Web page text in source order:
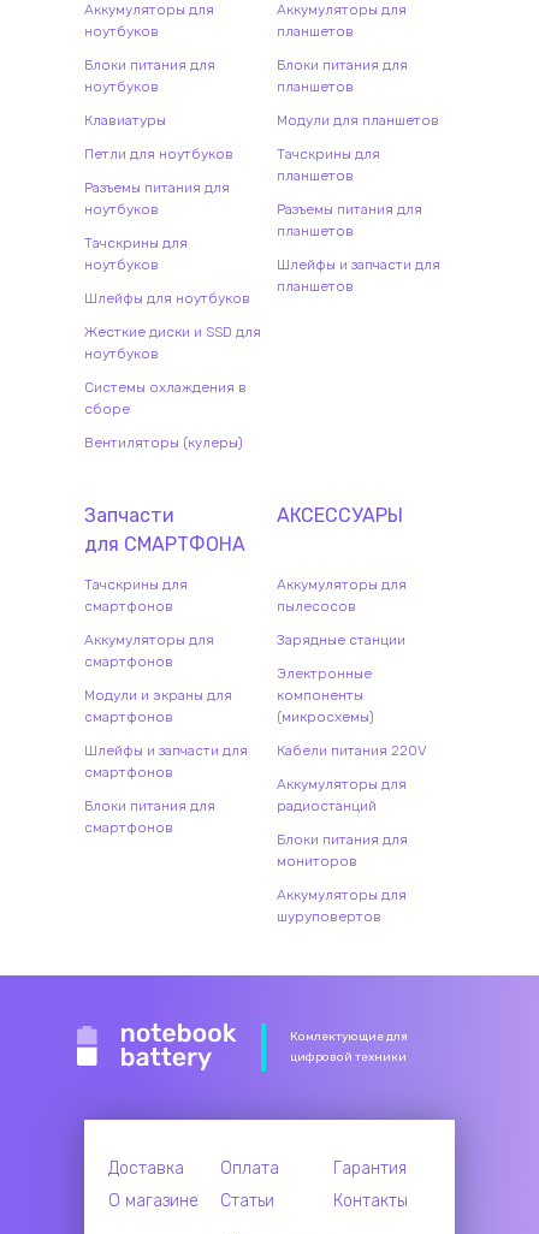
Аккумуляторы для
ноутбуков
Блоки питания для
ноутбуков
Клавиатуры
Петли для ноутбуков
Разъемы питания для
ноутбуков
Тачскрины для
ноутбуков
Шлейфы для ноутбуков
Жесткие диски и SSD для
ноутбуков
Системы охлаждения в
сборе
Вентиляторы (кулеры)
Аккумуляторы для
планшетов
Блоки питания для
планшетов
Модули для планшетов
Тачскрины для
планшетов
Разъемы питания для
планшетов
Шлейфы и запчасти для
планшетов
Запчасти
для СМАРТФОНА
Тачскрины для
смартфонов
Аккумуляторы для
смартфонов
Модули и экраны для
смартфонов
Шлейфы и запчасти для
смартфонов
Блоки питания для
смартфонов
АКСЕССУАРЫ
Аккумуляторы для
пылесосов
Зарядные станции
Электронные
компоненты
(микросхемы)
Кабели питания 220V
Аккумуляторы для
радиостанций
Блоки питания для
мониторов
Аккумуляторы для
шуруповертов
Комлектующие для
цифровой техники
Доставка Оплата
Гарантия
О магазине
Статьи Контакты